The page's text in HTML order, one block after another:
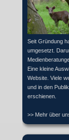
Seit Gründung
umgesetzt.
Eine kleine
Website. Viele
und in den
erschienen.
>> Mehr über